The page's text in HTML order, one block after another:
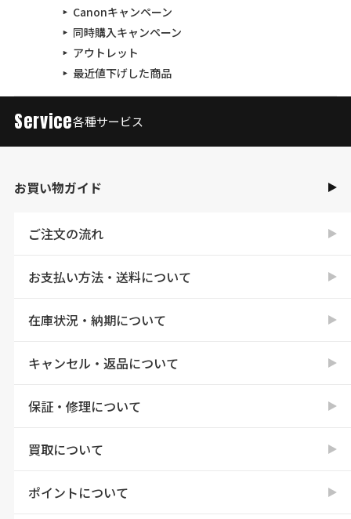
Canonキャンペーン
同時購入キャンペーン
アウトレット
最近値下げした商品
Service各種サービス
お買い物ガイド
ご注文の流れ
お支払い方法・送料について
在庫状況・納期について
キャンセル・返品について
保証・修理について
買取について
ポイントについて